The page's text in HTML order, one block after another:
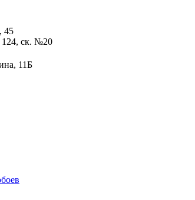
45
124, ск. №20
11Б